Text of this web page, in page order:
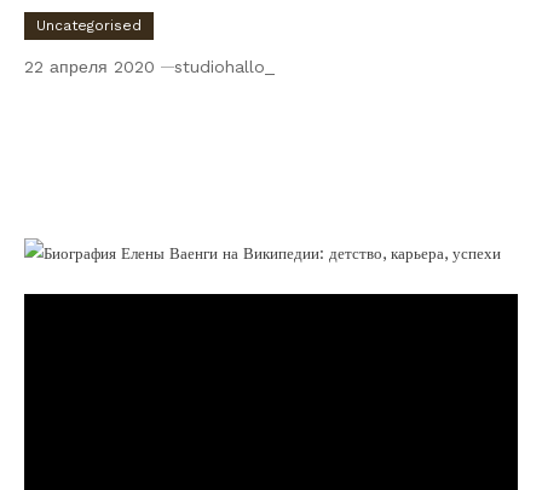
Uncategorised
22 апреля 2020 studiohallo_